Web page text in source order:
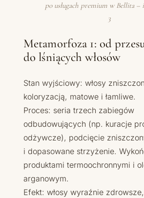
po usługach premium w Bellita
3
Metamorfoza 1: od
do lśniących włosów
Stan wyjściowy: włosy
koloryzacją, matowe i łamliwe.
Proces: seria trzech zabiegów
odbudowujących (np. kuracje
odżywcze), podcięcie
i dopasowane strzyżenie.
produktami termoochronnymi i
arganowym.
Efekt: włosy wyraźnie